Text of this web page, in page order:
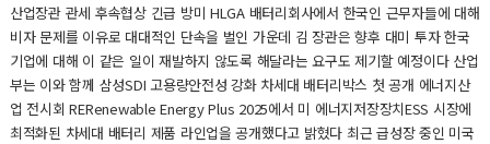
산업장관 관세 후속협상 긴급 방미 HLGA 배터리회사에서 한국인 근무자들에 대해
비자 문제를 이유로 대대적인 단속을 벌인 가운데 김 장관은 향후 대미 투자 한국
기업에 대해 이 같은 일이 재발하지 않도록 해달라는 요구도 제기할 예정이다 산업
부는 이와 함께 삼성SDI 고용량안전성 강화 차세대 배터리박스 첫 공개 에너지산
업 전시회 RERenewable Energy Plus 2025에서 미 에너지저장장치ESS 시장에
최적화된 차세대 배터리 제품 라인업을 공개했다고 밝혔다 최근 급성장 중인 미국